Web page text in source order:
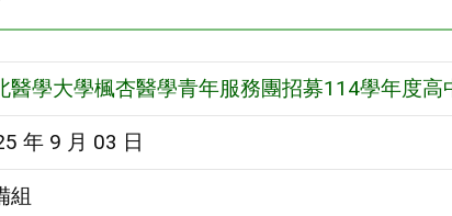
醫學大學楓杏醫學青年服務團招募114學年度高
年 9 月 03 日
組